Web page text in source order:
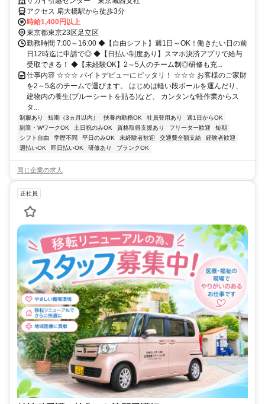
アクセス 扇大橋駅から徒歩3分
時給1,400円以上
東京都東京23区足立区
勤務時間 7:00～16:00 ◆【自由シフト】週1日～OK！働きたい日の前
日12時迄に申請で◎ ◆【日払い制度あり】スマホ決済アプリで給与
受取できる！ ◆【未経験OK】2～5人のチーム制◎研修も充...
仕事内容 ☆☆☆ バイトデビューにピッタリ！ ☆☆☆ お客様のご家財
を2～5名のチームで運びます。 はじめは軽い段ボールを運んだり、
建物内の養生(ブルーシートを貼る)など、 カンタンな軽作業からス
タ...
制服あり 短期（3ヵ月以内） 扶養内勤務OK 社員登用あり
週1日からOK
副業・WワークOK
土日祝のみOK 資格取得支援あり フリーター歓迎
短期
シフト自由
学歴不問 平日のみOK 未経験者歓迎 交通費全額支給
経験者歓迎
週払いOK
即日払いOK 研修あり ブランクOK
同じ企業の求人
正社員